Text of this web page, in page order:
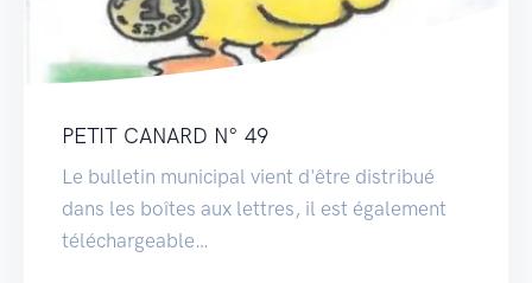
PETIT CANARD N° 49
Le bulletin municipal vient d'être distribué
dans les boîtes aux lettres, il est également
téléchargeable…